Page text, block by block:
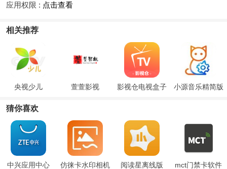
应用权限 : 点击查看
相关推荐
央视少儿 萱萱影视 影视仓电视盒子 小源音乐精简版
猜你喜欢
中兴应用中心
仿徕卡水印相机
阅读星离线版
mct门禁卡软件